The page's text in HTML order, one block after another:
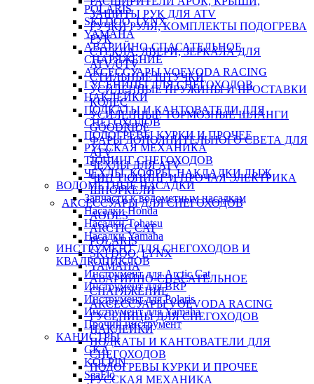
ЗАЩИТЫ РУК ДЛЯ ATV
РУЧКИ РУЛЯ, КОМПЛЕКТЫ ПОДОГРЕВА
РУК
СТЕКЛА, ДВЕРИ, ЗЕРКАЛА ДЛЯ
ATV/UTV
СТИЛЬНЫЕ ШТУЧКИ
УСИЛЕННЫЕ ПРУЖИНЫ И ПРОСТАВКИ
КОЛЕС
УСИЛЕННЫЕ ТОРМОЗНЫЕ ШЛАНГИ
GOODRIDE
ФАРЫ ДОПОЛНИТЕЛЬНОГО СВЕТА ДЛЯ
ATV
ЧЕХЛЫ ДЛЯ ATV
ЧИП ТЮНИНГ И ПРОЧАЯ ЭЛЕКТРИКА
ШНОРКЕЛИ
АКСЕССУАРЫ ДЛЯ СНЕГОХОДОВ
AODES
ARCTIC CAT
POLARIS
SKI DOO, LYNX
YAMAHA
АВАРИЙНО-СПАСАТЕЛЬНОЕ
СНАРЯЖЕНИЕ
АКСЕССУАРЫ VOEVODA RACING
ГУСЕНИЦЫ ДЛЯ СНЕГОХОДОВ
НАКЛЕЙКИ
ПОДКАТЫ И КАНТОВАТЕЛИ ДЛЯ
СНЕГОХОДОВ
ПОДОГРЕВЫ КУРКИ И ПРОЧЕЕ
РУССКАЯ МЕХАНИКА
POLARIS
SKI DOO, LYNX
YAMAHA
АВАРИЙНО-СПАСАТЕЛЬНОЕ
СНАРЯЖЕНИЕ
АКСЕССУАРЫ VOEVODA RACING
ГУСЕНИЦЫ ДЛЯ СНЕГОХОДОВ
НАКЛЕЙКИ
ПОДКАТЫ И КАНТОВАТЕЛИ ДЛЯ
СНЕГОХОДОВ
ПОДОГРЕВЫ КУРКИ И ПРОЧЕЕ
РУССКАЯ МЕХАНИКА
ТЮНИНГ СНЕГОХОДОВ
ЧЕХЛЫ, КОФРЫ, НАКЛАДКИ ЛЫЖ
ВОДОМЕТНЫЕ НАСАДКИ
Запчасти к водометным насадкам
Насадки Honda
Насадки Tohatsu
Насадки Yamaha
ИНСТРУМЕНТ ДЛЯ СНЕГОХОДОВ И
КВАДРОЦИКЛОВ
Инструмент для Arctic Cat
Инструмент для BRP
Инструмент для Polaris
Инструмент для Yamaha
Прочий инструмент
КАНИСТРЫ
GKA
KOLPIN
SeaFlo